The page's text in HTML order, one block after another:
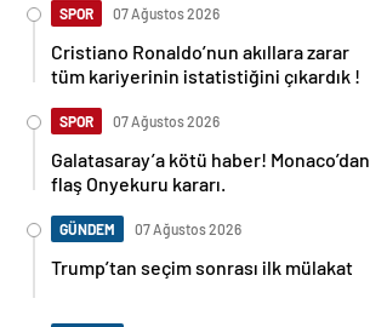
SPOR 07 Ağustos 2026
Cristiano Ronaldo’nun akıllara zarar
tüm kariyerinin istatistiğini çıkardık !
SPOR 07 Ağustos 2026
Galatasaray’a kötü haber! Monaco’dan
flaş Onyekuru kararı.
GÜNDEM 07 Ağustos 2026
Trump’tan seçim sonrası ilk mülakat